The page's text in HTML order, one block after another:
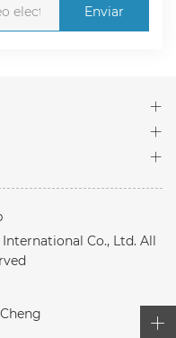
Enviar
Co., Ltd. All